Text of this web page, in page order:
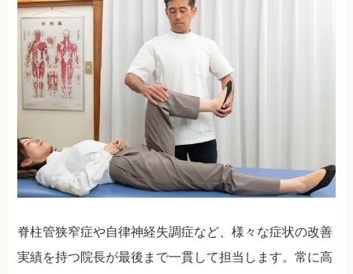
脊柱管狭窄症や自律神経失調症など、様々な症状の改善
実績を持つ院長が最後まで一貫して担当します。常に高